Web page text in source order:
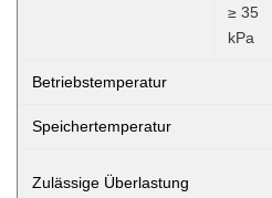
≥ 35
kPa
Betriebstemperatur
Speichertemperatur
Zulässige Überlastung